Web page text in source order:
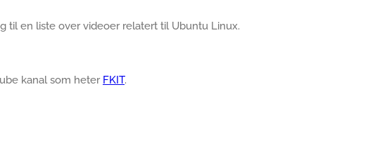
til en liste over videoer relatert til Ubuntu Linux.
kanal som heter FKIT.